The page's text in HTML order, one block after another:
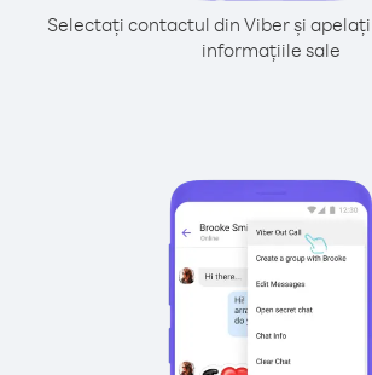
Selectați contactul din Viber și
informațiile sale